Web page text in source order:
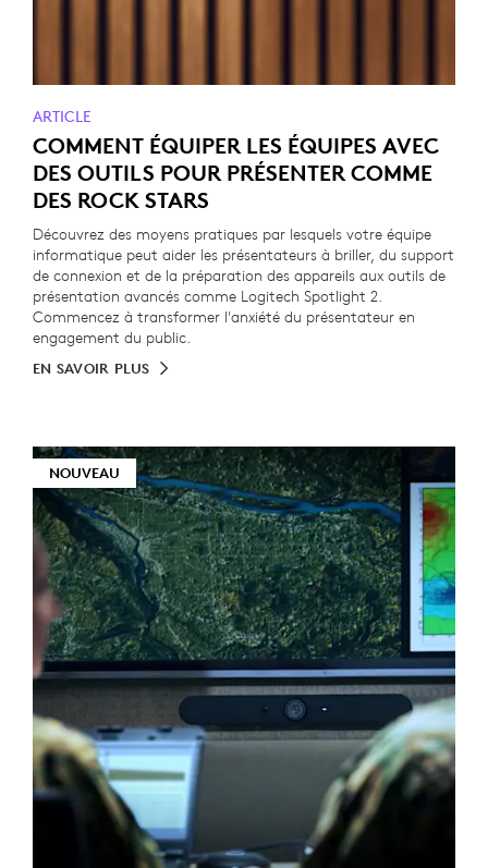
ARTICLE
COMMENT ÉQUIPER LES ÉQUIPES AVEC
DES OUTILS POUR PRÉSENTER COMME
DES ROCK STARS
Découvrez des moyens pratiques par lesquels votre équipe
informatique peut aider les présentateurs à briller, du support
de connexion et de la préparation des appareils aux outils de
présentation avancés comme Logitech Spotlight 2.
Commencez à transformer l'anxiété du présentateur en
engagement du public.
EN SAVOIR PLUS
NOUVEAU